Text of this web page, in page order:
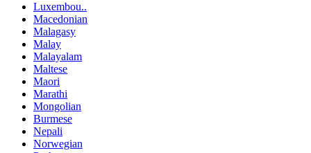
Luxembou..
Macedonian
Malagasy
Malay
Malayalam
Maltese
Maori
Marathi
Mongolian
Burmese
Nepali
Norwegian